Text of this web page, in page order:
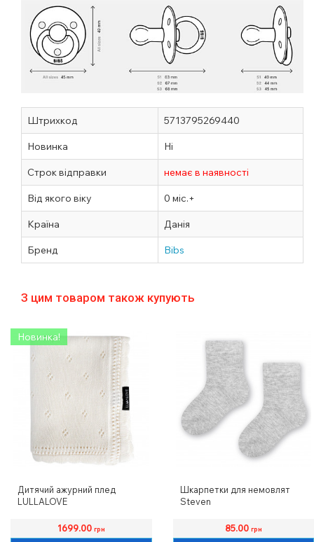
Штрихкод 5713795269440
Новинка Ні
Строк відправки немає в наявності
Від якого віку 0 міс.+
Країна Данія
Бренд Bibs
З цим товаром також купують
Новинка!
Дитячий ажурний плед
LULLALOVE
1699.00 грн
Шкарпетки для немовлят
Steven
85.00 грн